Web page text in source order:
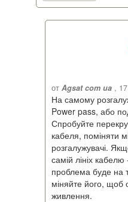
от Agsat com ua ,
На самому
Power pass, або
Спробуйте
кабеля, поміняти
розгалужувачі.
самій лініх
проблема буде на
міняйте його, щоб
живлення.